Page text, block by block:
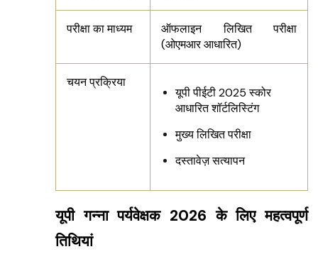
परीक्षा का माध्यम
ऑफलाइन लिखित परीक्षा
(ओएमआर आधारित)
चयन प्रक्रिया
यूपी पीईटी 2025 स्कोर
आधारित शॉर्टलिस्टिंग
मुख्य लिखित परीक्षा
दस्तावेज़ सत्यापन
यूपी गन्ना पर्यवेक्षक 2026 के लिए महत्वपूर्ण
तिथियां